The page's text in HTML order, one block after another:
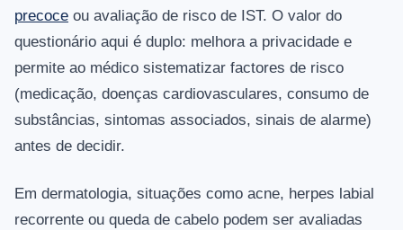
precoce ou avaliação de risco de IST. O valor do
questionário aqui é duplo: melhora a privacidade e
permite ao médico sistematizar factores de risco
(medicação, doenças cardiovasculares, consumo de
substâncias, sintomas associados, sinais de alarme)
antes de decidir.
Em dermatologia, situações como acne, herpes labial
recorrente ou queda de cabelo podem ser avaliadas